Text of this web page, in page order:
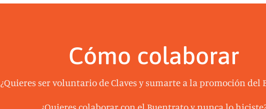
Cómo colaborar
¿Quieres ser voluntario de Claves y sumarte a la promoción del
¿Quieres colaborar con el Buentrato y nunca lo